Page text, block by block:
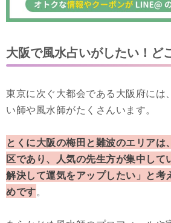
大阪で風水占いがしたい！ど
東京に次ぐ大都会である大阪府には
い師や風水師がたくさんいます。
とくに大阪の梅田と難波のエリアは
区であり、人気の先生方が集中して
解決して運気をアップしたい」と考
めです。